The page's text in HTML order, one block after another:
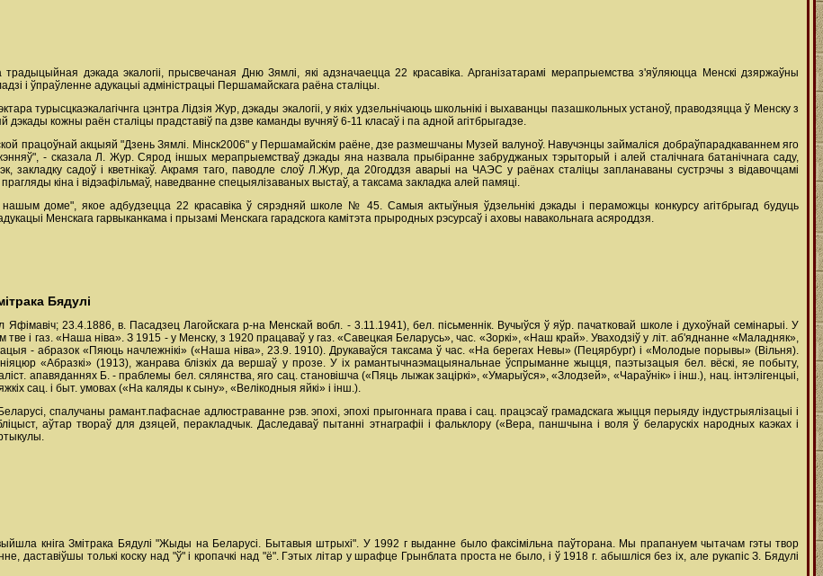
традыцыйная дэкада экалогіі, прысвечаная Дню Зямлі, які адзначаецца 22 красавіка. Арганізатарамі мерапрыемства з'яўляюцца Менскі дзяржаўны
і ўпраўленне адукацыі адміністрацыі Першамайскага раёна сталіцы.
турысцкаэкалагічнга цэнтра Лідзія Жур, дэкады экалогіі, у якіх удзельнічаюць школьнікі і выхаванцы пазашкольных устаноў, праводзяцца ў Менску з
кожны раён сталіцы прадставіў па дзве каманды вучняў 6-11 класаў і па адной агітбрыгадзе.
працоўнай акцыяй "Дзень Зямлі. Мінск2006" у Першамайскім раёне, дзе размешчаны Музей валуноў. Навучэнцы займаліся добраўпарадкаваннем яго
- сказала Л. Жур. Сярод іншых мерапрыемстваў дэкады яна назвала прыбіранне забруджаных тэрыторый і алей сталічнага батанічнага саду,
закладку садоў і кветнікаў. Акрамя таго, паводле слоў Л.Жур, да 20годдзя аварыі на ЧАЭС у раёнах сталіцы запланаваны сустрэчы з відавочцамі
кіна і відэафільмаў, наведванне спецыялізаваных выстаў, а таксама закладка алей памяці.
доме", якое адбудзецца 22 красавіка ў сярэдняй школе № 45. Самыя актыўныя ўдзельнікі дэкады і пераможцы конкурсу агітбрыгад будуць
Менскага гарвыканкама і прызамі Менскага гарадскога камітэта прыродных рэсурсаў і аховы навакольнага асяроддзя.
Бядулі
Яфімавіч; 23.4.1886, в. Пасадзец Лагойскага р-на Менскай вобл. - 3.11.1941), бел. пісьменнік. Вучыўся ў яўр. пачатковай школе і духоўнай семінарыі. У
тве і газ. «Наша ніва». З 1915 - у Менску, з 1920 працаваў у газ. «Савецкая Беларусь», час. «Зоркі», «Наш край». Уваходзіў у літ. аб'яднанне «Маладняк»,
- абразок «Пяюць начлежнікі» («Наша ніва», 23.9. 1910). Друкаваўся таксама ў час. «На берегах Невы» (Пецярбург) і «Молодые порывы» (Вільня).
«Абразкі» (1913), жанрава блізкіх да вершаў у прозе. У іх рамантычнаэмацыянальнае ўспрыманне жыцця, паэтызацыя бел. вёскі, яе побыту,
апавяданнях Б. - праблемы бел. сялянства, яго сац. становішча («Пяць лыжак заціркі», «Умарыўся», «Злодзей», «Чараўнік» і інш.), нац. інтэлігенцыі,
сац. і быт. умовах («На каляды к сыну», «Велікодныя яйкі» і інш.).
спалучаны рамант.пафаснае адлюстраванне рэв. эпохі, эпохі прыгоннага права і сац. працэсаў грамадскага жыцця перыяду індустрыялізацыі і
аўтар твораў для дзяцей, перакладчык. Даследаваў пытанні этнаграфіі і фальклору («Вера, паншчына і воля ў беларускіх народных каэках і
кніга Змітрака Бядулі "Жыды на Беларусі. Бытавыя штрыхі". У 1992 г выданне было факсімільна паўторана. Мы прапануем чытачам гэты твор
даставіўшы толькі коску над "ў" і кропачкі над "ё". Гэтых літар у шрафце Грынблата проста не было, і ў 1918 г. абышліся без іх, але рукапіс З. Бядулі